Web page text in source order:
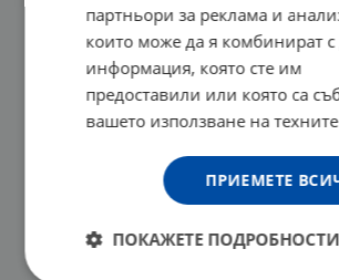
Инулинът, извлечен от корени
полезен за храносмилането, но
доказано, че спомага за
холестерол. Лошият
главните причините за
и атеросклероза.
Инулинът е вид пробиотични
съдържат в корена на
свързва с процеса на
подобряването на работата
това спомага за борбата с
храносмилателните
партньори за реклама и
които може да я комбинират с
информация, която сте им
предоставили или която са
вашето използване на
ПРИЕМЕТЕ
ПОКАЖЕТЕ ПОДРОБНОСТИ